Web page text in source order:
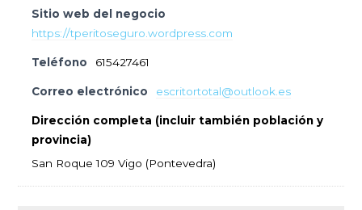
Sitio web del negocio
https://tperitoseguro.wordpress.com
Teléfono 615427461
Correo electrónico escritortotal@outlook.es
Dirección completa (incluir también población y
provincia)
San Roque 109 Vigo (Pontevedra)